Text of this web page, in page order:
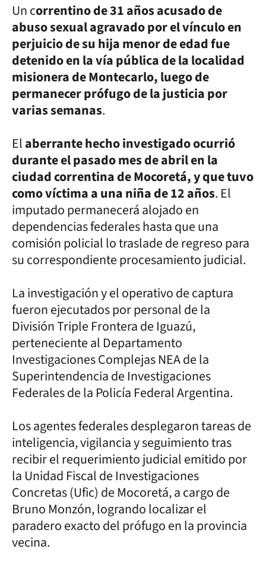
Un correntino de 31 años acusado de
abuso sexual agravado por el vínculo en
perjuicio de su hija menor de edad fue
detenido en la vía pública de la localidad
misionera de Montecarlo, luego de
permanecer prófugo de la justicia por
varias semanas.
Elaberrante hecho investigado ocurrió
durante el pasado mes de abril en la
ciudad correntina de Mocoretá, y que tuvo
como víctima a una niña de 12 años. El
imputado permanecerá alojado en
dependencias federales hasta que una
comisión policial lo traslade de regreso para
su correspondiente procesamiento judicial.
La investigación y el operativo de captura
fueron ejecutados por personal de la
División Triple Frontera de Iguazú,
perteneciente al Departamento
Investigaciones Complejas NEA de la
Superintendencia de Investigaciones
Federales de la Policía Federal Argentina.
Los agentes federales desplegaron tareas de
inteligencia, vigilancia y seguimiento tras
recibir el requerimiento judicial emitido por
la Unidad Fiscal de Investigaciones
Concretas (Ufic) de Mocoretá, a cargo de
Bruno Monzón, logrando localizar el
paradero exacto del prófugo en la provincia
vecina.